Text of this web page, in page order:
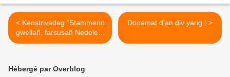
< Kenstrivadeg "Stammenn
gwellañ, farsusañ Nedeleg"
ha kwiz Nedeleg
Donemat d'an div yarig ! >
Hébergé par Overblog